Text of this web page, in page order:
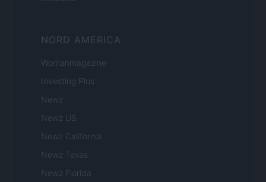
NORD AMERICA
Womanmagazine
Investing Plus
Newz
Newz US
Newz California
Newz Texas
Newz Florida